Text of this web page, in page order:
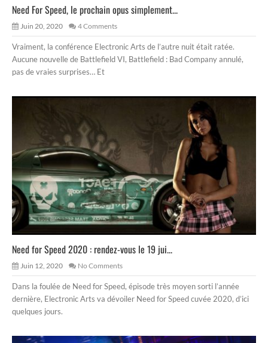
Need For Speed, le prochain opus simplement...
Juin 20, 2020 4 Comments
Vraiment, la conférence Electronic Arts de l’autre nuit était ratée.
Aucune nouvelle de Battlefield VI, Battlefield : Bad Company annulé,
pas de vraies surprises… Et
Need for Speed 2020 : rendez-vous le 19 jui...
Juin 12, 2020 No Comments
Dans la foulée de Need for Speed, épisode très moyen sorti l’année
dernière, Electronic Arts va dévoiler Need for Speed cuvée 2020, d’ici
quelques jours.